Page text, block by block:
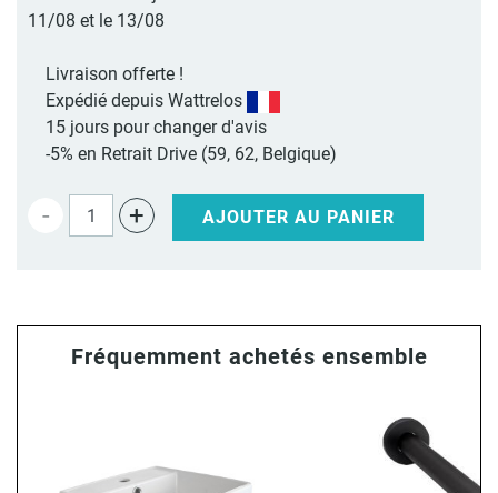
11/08 et le 13/08
Livraison offerte !
Expédié depuis Wattrelos
15 jours pour changer d'avis
-5% en Retrait Drive (59, 62, Belgique)
- + AJOUTER AU PANIER
Fréquemment achetés ensemble